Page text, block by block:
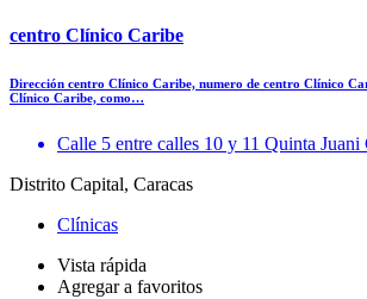
centro Clínico Caribe
Dirección centro Clínico Caribe, numero de centro Clínico
Clínico Caribe, como…
Calle 5 entre calles 10 y 11 Quinta
Distrito Capital, Caracas
Clínicas
Vista rápida
Agregar a favoritos